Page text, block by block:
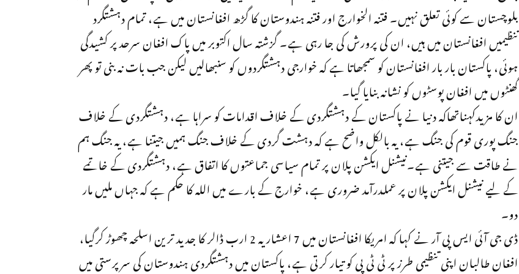
بلوچستان سے کوئی تعلق نہیں۔ فتنہ الخوارج اور فتنہ ہندوستان کا گڑھ افغانستان میں ہے، تمام دہشتگرد
تنظیمیں افغانستان میں ہیں، ان کی پرورش کی جا رہی ہے۔ گزشتہ سال اکتوبر میں پاک افغان سرحد پر کشیدگی
ہوئی، پاکستان بار بار افغانستان کو سمجھاتا ہے کہ خوارجی دہشتگردوں کو سنبھالیں لیکن جب بات نہ بنی تو پھر
گھنٹوں میں افغان پوسٹوں کو نشانہ بنایا گیا۔
ان کا مزیدکہناتھاکہ دنیا نے پاکستان کے دہشتگردی کے خلاف اقدامات کو سراہا ہے، دہشتگردی کے خلاف
جنگ پوری قوم کی جنگ ہے، یہ بالکل واضح ہے کہ دہشت گردی کے خلاف جنگ ہمیں جیتنا ہے، یہ جنگ ہم
نے طاقت سے جیتنی ہے۔نیشنل ایکشن پلان پر تمام سیاسی جماعتوں کا اتفاق ہے، دہشتگردی کے خاتمے
کے لیے نیشنل ایکشن پلان پر عملدرآمد ضروری ہے، خوارج کے بارے میں اللہ کا حکم ہے کہ جہاں ملیں مار
دو۔
ڈی جی آئی ایس پی آر نے کہا کہ امریکا افغانستان میں 7 اعشاریہ 2 ارب ڈالر کا جدید ترین اسلحہ چھوڑ کرگیا،
افغان طالبان اپنی تنظیمی طرز پر ٹی ٹی پی کو تیار کرتی ہے، پاکستان میں دہشتگردی ہندوستان کی سرپرستی میں